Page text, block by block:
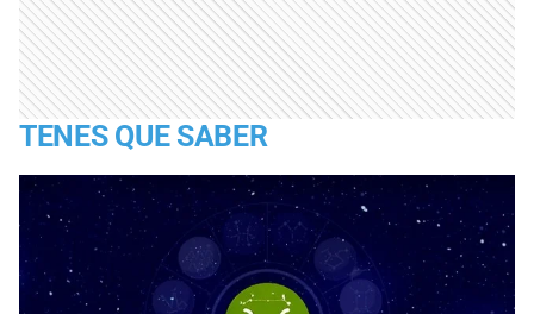
TENES QUE SABER